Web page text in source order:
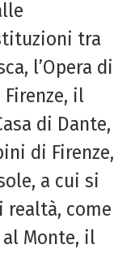
tra
l’Opera di
il
di Dante,
di Firenze,
a cui si
come
Monte, il